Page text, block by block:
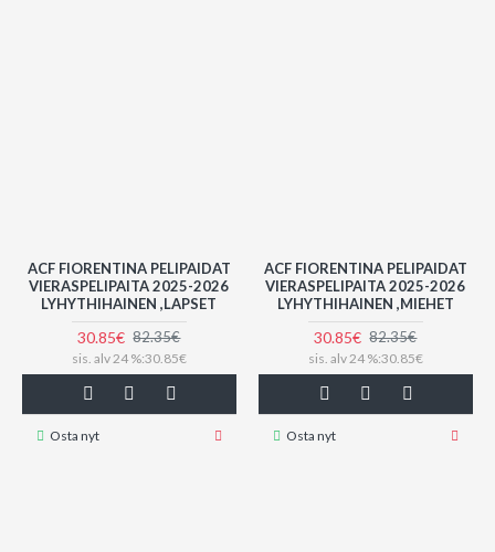
ACF FIORENTINA PELIPAIDAT
VIERASPELIPAITA 2025-2026
LYHYTHIHAINEN ,LAPSET
30.85€ 82.35€
sis. alv 24 %:30.85€
Osta nyt
ACF FIORENTINA PELIPAIDAT
VIERASPELIPAITA 2025-2026
LYHYTHIHAINEN ,MIEHET
30.85€ 82.35€
sis. alv 24 %:30.85€
Osta nyt